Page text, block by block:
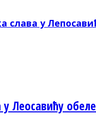
слава у
Леосавићу